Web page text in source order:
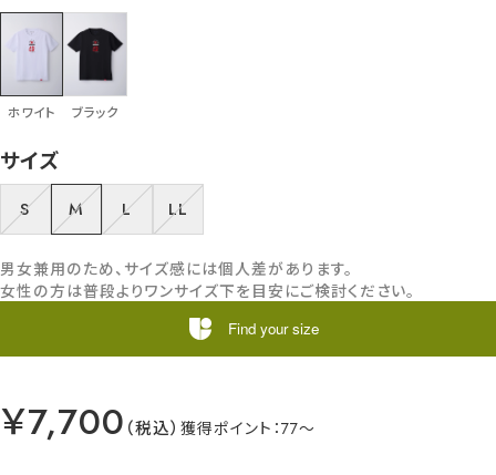
ホワイト ブラック
サイズ
S M L LL
￥7,700 77
男女兼用のため、サイズ感には個人差があります。
女性の方は普段よりワンサイズ下を目安にご検討ください。
Find your size